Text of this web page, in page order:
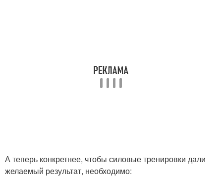
А теперь конкретнее, чтобы силовые тренировки дали
желаемый результат, необходимо: